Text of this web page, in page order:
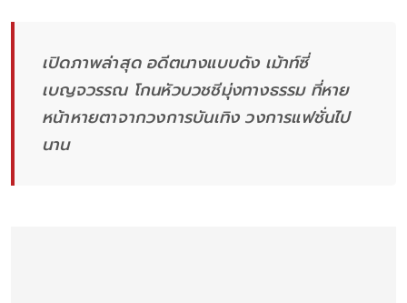
เปิดภาพล่าสุด อดีตนางแบบดัง เม้าท์ซี่
เบญจวรรณ โกนหัวบวชชีมุ่งทางธรรม ที่หาย
หน้าหายตาจากวงการบันเทิง วงการแฟชั่นไป
นาน